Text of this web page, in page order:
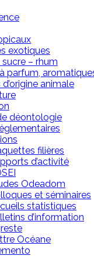
exotiques
sucre – rhum
parfum,
animale
déontologie
filières
d’activité
Odeadom
et séminaires
statistiques
d’information
Océane